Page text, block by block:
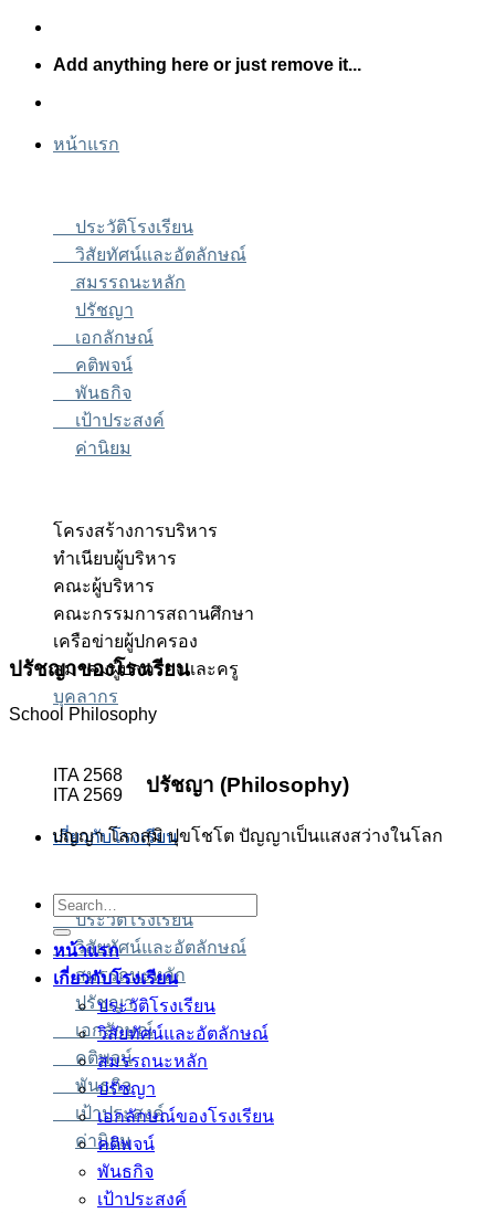
Skip
contentAdd anything here or just remove it...
หน้าแรก
ประวัติโรงเรียน
วิสัยทัศน์และอัตลักษณ์
สมรรถนะหลัก
ปรัชญา
เอกลักษณ์
คติพจน์
พันธกิจ
เป้าประสงค์
ค่านิยม
โครงสร้างการบริหาร
ทำเนียบผู้บริหาร
คณะผู้บริหาร
คณะกรรมการสถานศึกษา
เครือข่ายผู้ปกครอง
สมาคมผู้ปกครองและครู
บุคลากร
ITA 2568
ITA 2569
เกี่ยวกับโรงเรียน
ประวัติโรงเรียน
วิสัยทัศน์และอัตลักษณ์
สมรรถนะหลัก
ปรัชญา
เอกลักษณ์
คติพจน์
พันธกิจ
เป้าประสงค์
ค่านิยม
ปรัชญาของโรงเรียน
School Philosophy
ปรัชญา (Philosophy)
ปญญา โลกสุมิ ปุขโชโต ปัญญาเป็นแสงสว่างในโลก
สล็อต
สล็อต
คาร่า
คาร่า
สล็อต
Search
for:
หน้าแรก
เกี่ยวกับโรงเรียน
ประวัติโรงเรียน
วิสัยทัศน์และอัตลักษณ์
สมรรถนะหลัก
ปรัชญา
เอกลักษณ์ของโรงเรียน
คติพจน์
พันธกิจ
เป้าประสงค์